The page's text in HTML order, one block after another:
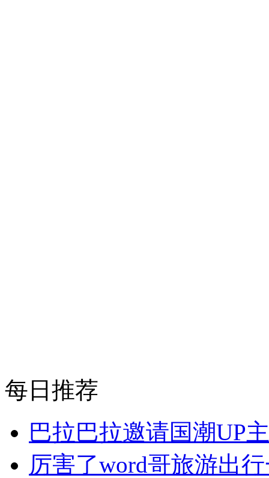
每日推荐
巴拉巴拉邀请国潮UP
厉害了word哥旅游出